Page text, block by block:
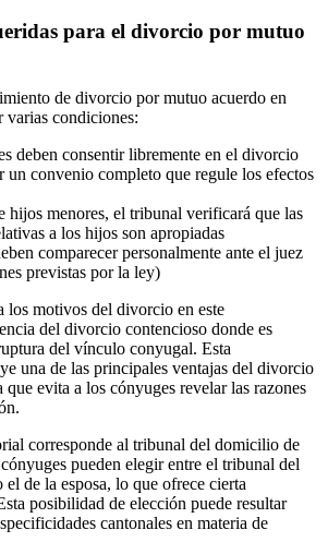
para el divorcio por mutuo
de divorcio por mutuo acuerdo en
varias condiciones:
deben consentir libremente en el divorcio
un convenio completo que regule los efectos
hijos menores, el tribunal verificará que las
a los hijos son apropiadas
comparecer personalmente ante el juez
previstas por la ley)
los motivos del divorcio en este
del divorcio contencioso donde es
del vínculo conyugal. Esta
una de las principales ventajas del divorcio
evita a los cónyuges revelar las razones
corresponde al tribunal del domicilio de
pueden elegir entre el tribunal del
de la esposa, lo que ofrece cierta
posibilidad de elección puede resultar
cantonales en materia de